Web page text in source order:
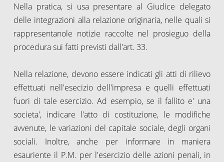
Nella pratica, si usa presentare al Giudice delegato
delle integrazioni alla relazione originaria, nelle quali si
rappresentanole notizie raccolte nel prosieguo della
procedura sui fatti previsti dall'art. 33.
Nella relazione, devono essere indicati gli atti di rilievo
effettuati nell'esecizio dell'impresa e quelli effettuati
fuori di tale esercizio. Ad esempio, se il fallito e' una
societa', indicare l'atto di costituzione, le modifiche
avvenute, le variazioni del capitale sociale, degli organi
sociali. Inoltre, anche per informare in maniera
esauriente il P.M. per l'esercizio delle azioni penali, in